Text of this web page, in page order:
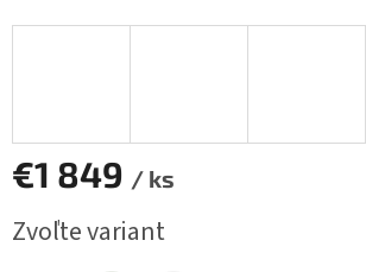
€1 849 / ks
cena:
Zvoľte variant